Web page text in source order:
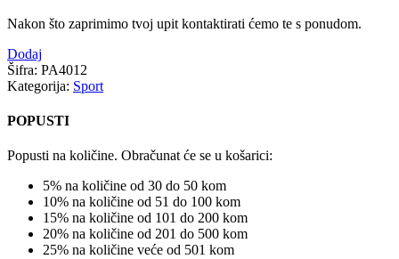
Nakon što zaprimimo tvoj upit kontaktirati ćemo te s ponudom.
Dodaj
Šifra: PA4012
Kategorija: Sport
POPUSTI
Popusti na količine. Obračunat će se u košarici:
5% na količine od 30 do 50 kom
10% na količine od 51 do 100 kom
15% na količine od 101 do 200 kom
20% na količine od 201 do 500 kom
25% na količine veće od 501 kom